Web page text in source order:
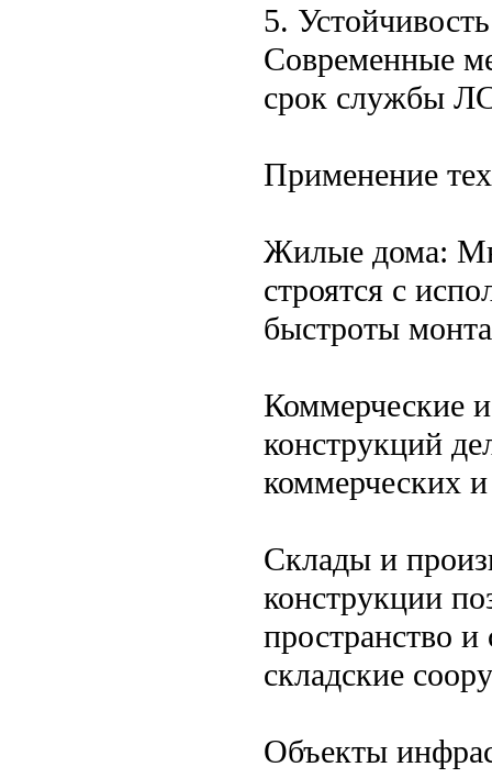
5.
Современные
срок службы
Применение
Жилые дома:
строятся с
быстроты
Коммерческие
конструкций
коммерческих
Склады и
конструкции
пространство
складские
Объекты